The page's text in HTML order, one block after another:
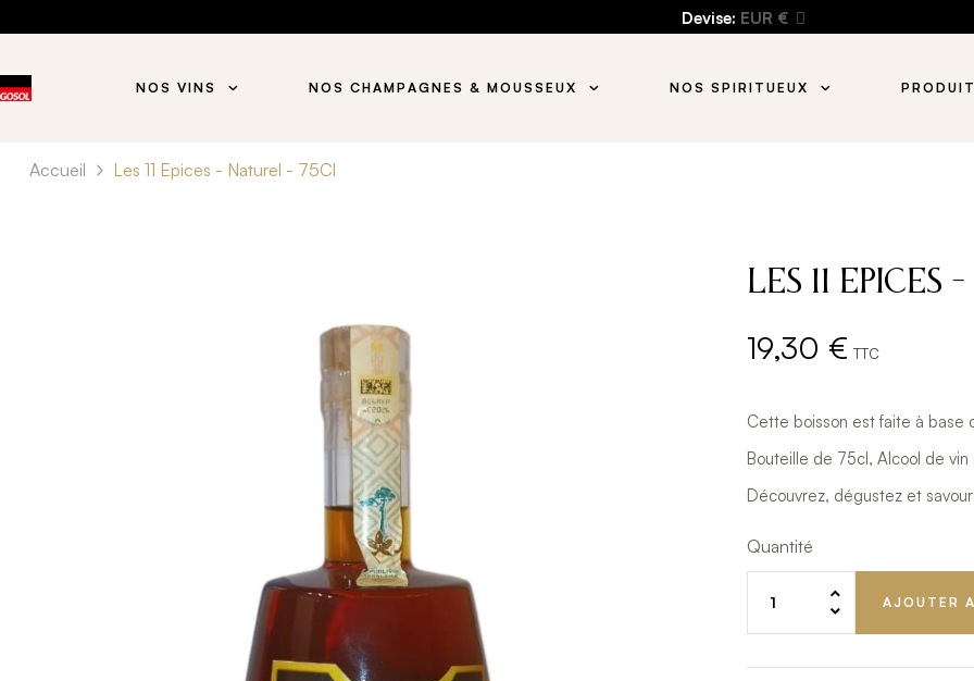
Devise: EUR €
NOS VINS NOS CHAMPAGNES & MOUSSEUX NOS SPIRITUEUX
Accueil Les 11 Epices - Naturel - 75Cl
Les 11
19,30 € TTC
Cette boisson est faite à base
Bouteille de 75cl, Alcool de
Découvrez, dégustez et
Quantité
AJOUTER